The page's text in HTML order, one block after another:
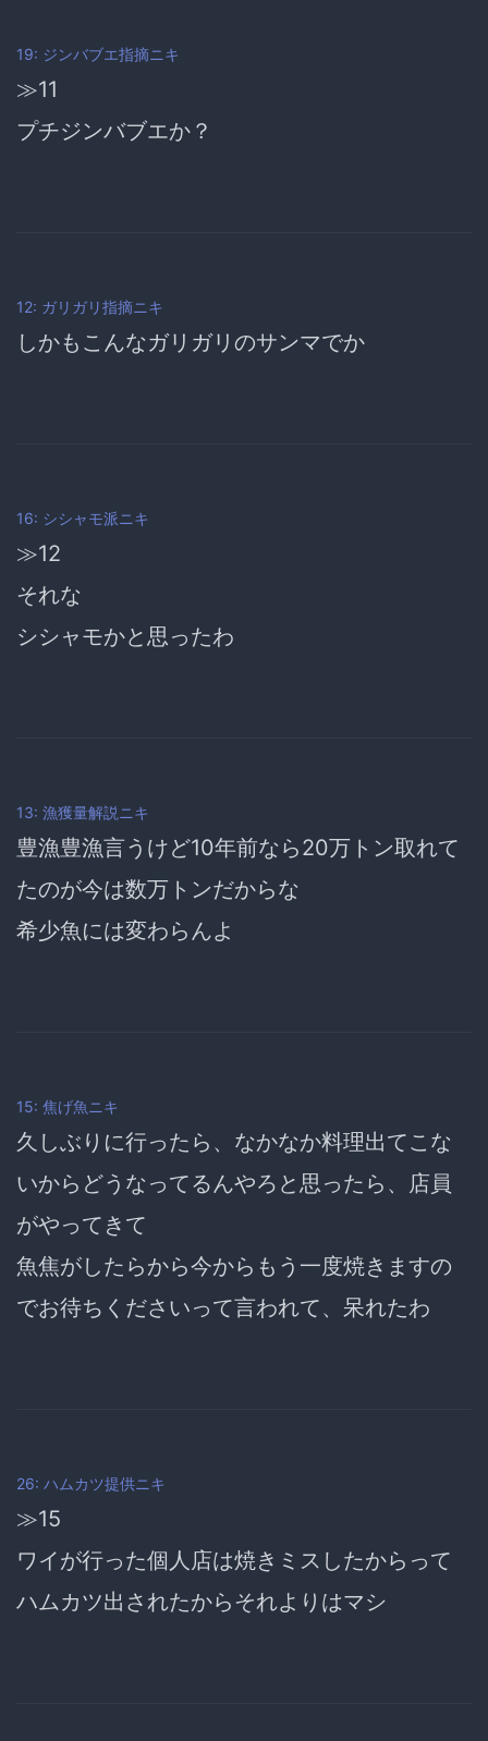
19: ジンバブエ指摘ニキ
≫11
プチジンバブエか？
12: ガリガリ指摘ニキ
しかもこんなガリガリのサンマでか
16: シシャモ派ニキ
≫12
それな
シシャモかと思ったわ
13: 漁獲量解説ニキ
豊漁豊漁言うけど10年前なら20万トン取れて
たのが今は数万トンだからな
希少魚には変わらんよ
15: 焦げ魚ニキ
久しぶりに行ったら、なかなか料理出てこな
いからどうなってるんやろと思ったら、店員
がやってきて
魚焦がしたらから今からもう一度焼きますの
でお待ちくださいって言われて、呆れたわ
26: ハムカツ提供ニキ
≫15
ワイが行った個人店は焼きミスしたからって
ハムカツ出されたからそれよりはマシ